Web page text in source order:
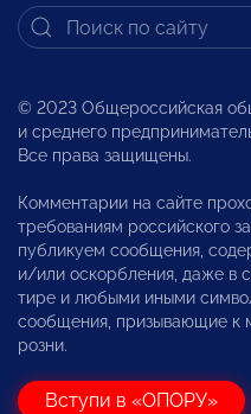
© 2023 Общероссийская
и среднего
Все права защищены.
Комментарии на сайте
требованиям российского
публикуем сообщения,
и/или оскорбления, даже в
тире и любыми иными
сообщения, призывающие к
розни.
Вступи в «ОПОРУ»